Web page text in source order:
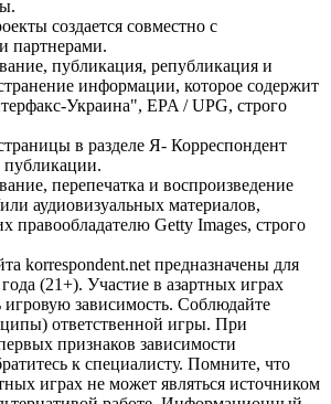
создается совместно с
партнерами.
публикация, републикация и
информации, которое содержит
Украина", EPA / UPG, строго
в разделе Я- Корреспондент
публикации.
перепечатка и воспроизведение
аудиовизуальных материалов,
правообладателю Getty Images, строго
korrespondent.net предназначены для
(21+). Участие в азартных играх
игровую зависимость. Соблюдайте
ответственной игры. При
признаков зависимости
к специалисту. Помните, что
играх не может являться источником